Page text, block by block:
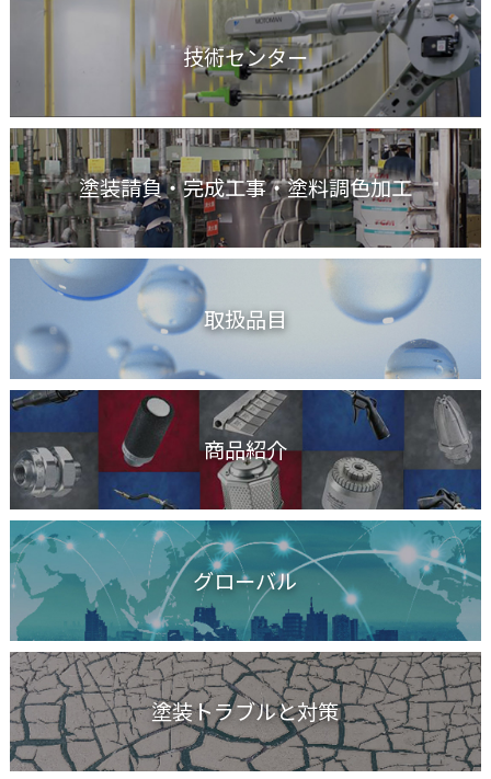
技術センター
塗装請負・完成工事・塗料調色加工
取扱品目
商品紹介
グローバル
塗装トラブルと対策